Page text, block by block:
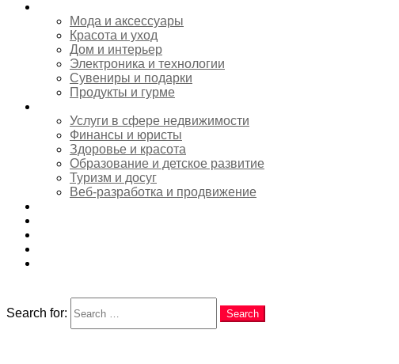
Мода и аксессуары
Красота и уход
Дом и интерьер
Электроника и технологии
Сувениры и подарки
Продукты и гурме
Услуги в сфере недвижимости
Финансы и юристы
Здоровье и красота
Образование и детское развитие
Туризм и досуг
Веб-разработка и продвижение
Search for:
Search